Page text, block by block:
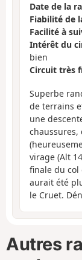
Date de la
Fiabilité de
Facilité à
Intérêt du
bien
Circuit très
Superbe
de terrains
une
virage (Alt
finale du col
aurait été
le Cruet.
Autres